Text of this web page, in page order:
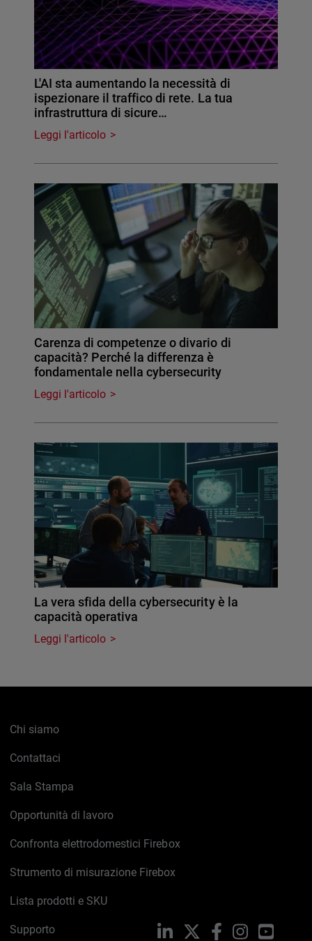
L'AI sta aumentando la necessità di
ispezionare il traffico di rete. La tua
infrastruttura di sicure…
Leggi l'articolo
Carenza di competenze o divario di
capacità? Perché la differenza è
fondamentale nella cybersecurity
Leggi l'articolo
La vera sfida della cybersecurity è la
capacità operativa
Leggi l'articolo
Chi siamo
Contattaci
Sala Stampa
Opportunità di lavoro
Confronta elettrodomestici Firebox
Strumento di misurazione Firebox
Lista prodotti e SKU
Supporto LinkedIn FacebookInstagram